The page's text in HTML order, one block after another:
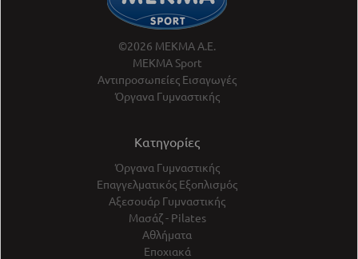
©2026 ΜΕΚΜΑ Α.Ε.
ΜΕΚΜΑ Sport
Αντιπροσωπείες Εισαγωγές
Όργανα Γυμναστικής
Κατηγορίες
Όργανα Γυμναστικής
Επαγγελματικός Εξοπλισμός
Αξεσουάρ Γυμναστικής
Μασάζ - Pilates
Αθλήματα
Εποχιακά